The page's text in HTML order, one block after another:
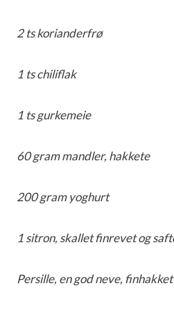
2 ts korianderfrø
1 ts chiliflak
1 ts gurkemeie
60 gram mandler, hakkete
200 gram yoghurt
1 sitron, skallet finrevet og
Persille, en god neve, finhakket